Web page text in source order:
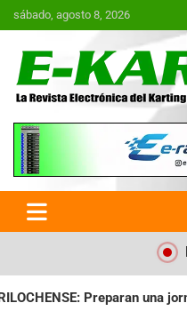
Saltar
al
sábado, agosto 8, 2026
E-Kart.com.ar
Electrónica
Argentina
a puro espectáculo